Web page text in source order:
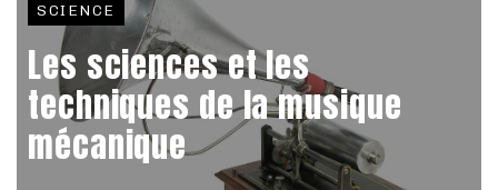
SCIENCE
Les sciences et les
techniques de la musique
mécanique